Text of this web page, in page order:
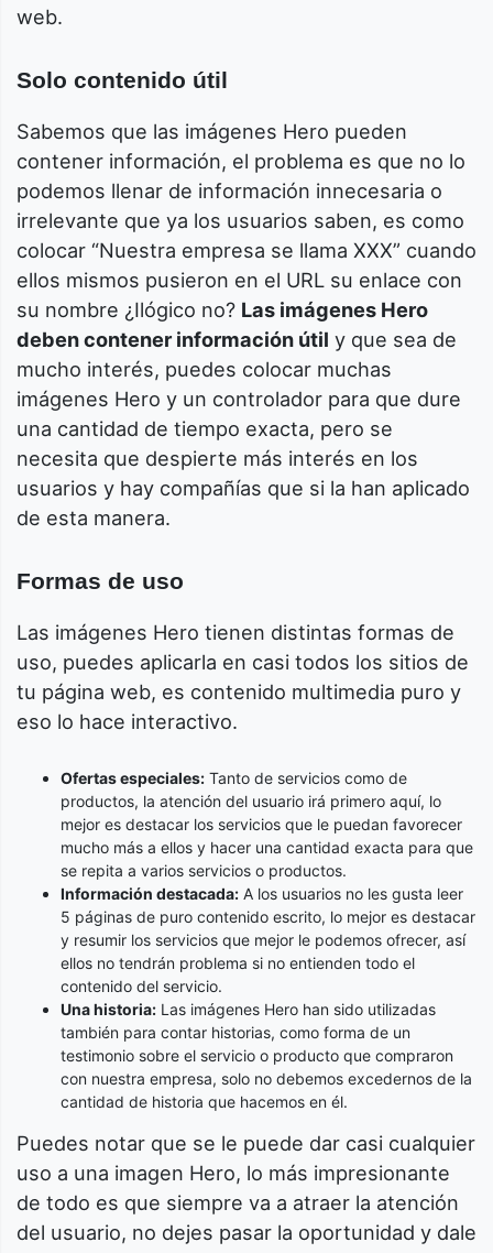
web.
Solo contenido útil
Sabemos que las imágenes Hero pueden
contener información, el problema es que no lo
podemos llenar de información innecesaria o
irrelevante que ya los usuarios saben, es como
colocar “Nuestra empresa se llama XXX” cuando
ellos mismos pusieron en el URL su enlace con
su nombre ¿Ilógico no? Las imágenes Hero
deben contener información útil y que sea de
mucho interés, puedes colocar muchas
imágenes Hero y un controlador para que dure
una cantidad de tiempo exacta, pero se
necesita que despierte más interés en los
usuarios y hay compañías que si la han aplicado
de esta manera.
Formas de uso
Las imágenes Hero tienen distintas formas de
uso, puedes aplicarla en casi todos los sitios de
tu página web, es contenido multimedia puro y
eso lo hace interactivo.
Ofertas especiales: Tanto de servicios como de
productos, la atención del usuario irá primero aquí, lo
mejor es destacar los servicios que le puedan favorecer
mucho más a ellos y hacer una cantidad exacta para que
se repita a varios servicios o productos.
Información destacada: A los usuarios no les gusta leer
5 páginas de puro contenido escrito, lo mejor es destacar
y resumir los servicios que mejor le podemos ofrecer, así
ellos no tendrán problema si no entienden todo el
contenido del servicio.
Una historia: Las imágenes Hero han sido utilizadas
también para contar historias, como forma de un
testimonio sobre el servicio o producto que compraron
con nuestra empresa, solo no debemos excedernos de la
cantidad de historia que hacemos en él.
Puedes notar que se le puede dar casi cualquier
uso a una imagen Hero, lo más impresionante
de todo es que siempre va a atraer la atención
del usuario, no dejes pasar la oportunidad y dale